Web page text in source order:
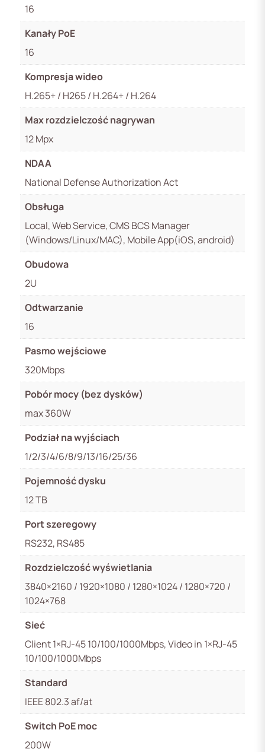
16
Kanały PoE
16
Kompresja wideo
H.265+ / H265 / H.264+ / H.264
Max rozdzielczość nagrywan
12 Mpx
NDAA
National Defense Authorization Act
Obsługa
Local, Web Service, CMS BCS Manager
(Windows/Linux/MAC), Mobile App(iOS, android)
Obudowa
2U
Odtwarzanie
16
Pasmo wejściowe
320Mbps
Pobór mocy (bez dysków)
max 360W
Podział na wyjściach
1/2/3/4/6/8/9/13/16/25/36
Pojemność dysku
12 TB
Port szeregowy
RS232, RS485
Rozdzielczość wyświetlania
3840×2160 / 1920×1080 / 1280×1024 / 1280×720 /
1024×768
Sieć
Client 1×RJ-45 10/100/1000Mbps, Video in 1×RJ-45
10/100/1000Mbps
Standard
IEEE 802.3 af/at
Switch PoE moc
200W